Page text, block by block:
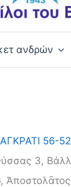
ανδρών
56-
3,